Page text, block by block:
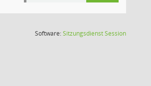
Software:SitzungsdienstSession(Wird in